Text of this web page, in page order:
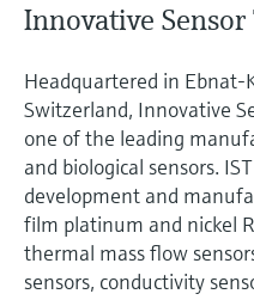
Innovative
Headquartered in Ebnat-
Switzerland, Innovative
one of the leading
and biological sensors.
development and
film platinum and nickel
thermal mass flow
sensors, conductivity